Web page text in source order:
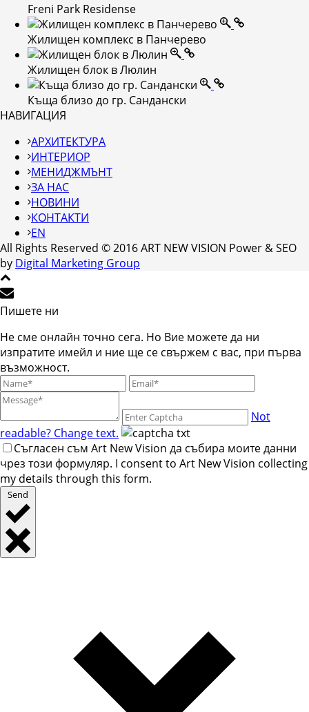
Freni Park Residense
Жилищен комплекс в Панчерево
Жилищен блок в Люлин
Къща близо до гр. Сандански
НАВИГАЦИЯ
АРХИТЕКТУРА
ИНТЕРИОР
МЕНИДЖМЪНТ
ЗА НАС
НОВИНИ
КОНТАКТИ
EN
All Rights Reserved © 2016 ART NEW VISION Power & SEO
by Digital Marketing Group
Пишете ни
Не сме онлайн точно сега. Но Вие можете да ни
изпратите имейл и ние ще се свържем с вас, при първа
възможност.
Not
readable? Change text.
Съгласен съм Art New Vision да събира моите данни
чрез този формуляр. I consent to Art New Vision collecting
my details through this form.
Send